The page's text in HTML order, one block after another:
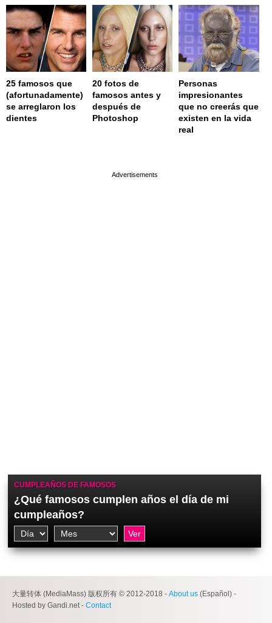
25 famosos que
(afortunadamente)
se arreglaron los
dientes
20 fotos de
famosos antes y
después de
Photoshop
Personas
impresionantes
que no creerás que
existen en la vida
real
CUMPLEAÑOS DE FAMOSOS
¿Qué famosos cumplen años el día de mi
cumpleaños?
大量转体 (MediaMass) 版权所有 © 2012-2018 - About us (Español) -
Hosted by Gandi.net - Contact